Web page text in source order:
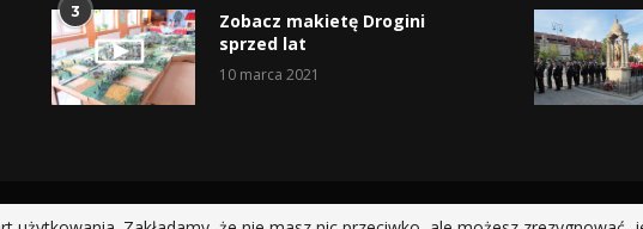
3
Zobacz makietę Drogini
sprzed lat
10 marca 2021
@2019 - All Right Reserved.